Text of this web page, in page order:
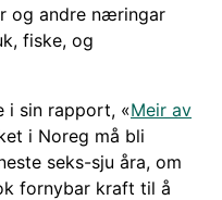
og andre næringar
fiske, og
i sin rapport, «Meir av
i Noreg må bli
seks-sju åra, om
fornybar kraft til å